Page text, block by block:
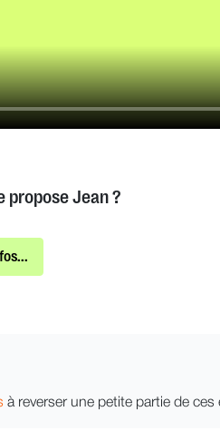
propose Jean ?
à reverser une petite partie de